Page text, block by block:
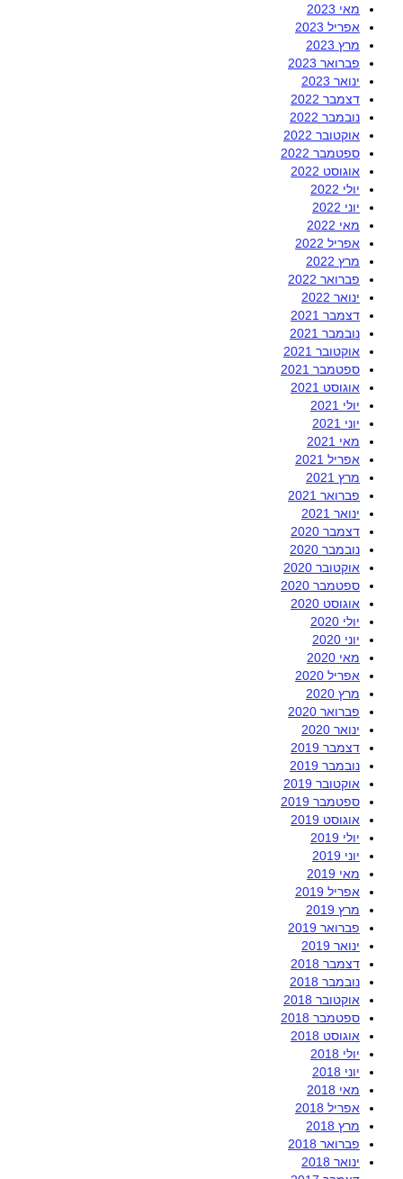
מאי 2023
אפריל 2023
מרץ 2023
פברואר 2023
ינואר 2023
דצמבר 2022
נובמבר 2022
אוקטובר 2022
ספטמבר 2022
אוגוסט 2022
יולי 2022
יוני 2022
מאי 2022
אפריל 2022
מרץ 2022
פברואר 2022
ינואר 2022
דצמבר 2021
נובמבר 2021
אוקטובר 2021
ספטמבר 2021
אוגוסט 2021
יולי 2021
יוני 2021
מאי 2021
אפריל 2021
מרץ 2021
פברואר 2021
ינואר 2021
דצמבר 2020
נובמבר 2020
אוקטובר 2020
ספטמבר 2020
אוגוסט 2020
יולי 2020
יוני 2020
מאי 2020
אפריל 2020
מרץ 2020
פברואר 2020
ינואר 2020
דצמבר 2019
נובמבר 2019
אוקטובר 2019
ספטמבר 2019
אוגוסט 2019
יולי 2019
יוני 2019
מאי 2019
אפריל 2019
מרץ 2019
פברואר 2019
ינואר 2019
דצמבר 2018
נובמבר 2018
אוקטובר 2018
ספטמבר 2018
אוגוסט 2018
יולי 2018
יוני 2018
מאי 2018
אפריל 2018
מרץ 2018
פברואר 2018
ינואר 2018